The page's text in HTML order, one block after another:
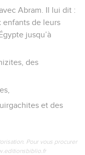
Abram. Il lui dit :
enfants de leurs
jusqu’à
des
et des
Pour vous procurer